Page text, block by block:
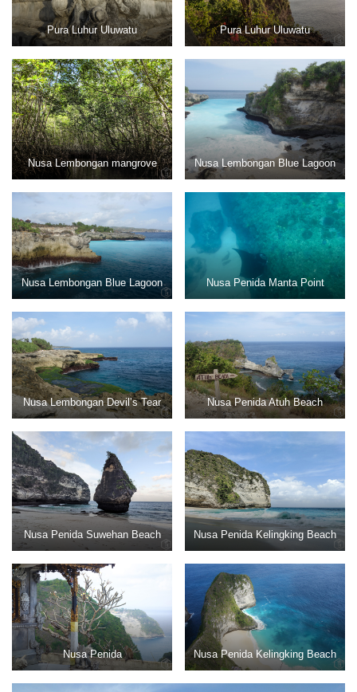
Pura Luhur Uluwatu Pura Luhur Uluwatu
Nusa Lembongan mangrove Nusa Lembongan Blue Lagoon
Nusa Lembongan Blue Lagoon Nusa Penida Manta Point
Nusa Lembongan Devil’s Tear Nusa Penida Atuh Beach
Nusa Penida Suwehan Beach Nusa Penida Kelingking Beach
Nusa Penida Nusa Penida Kelingking Beach